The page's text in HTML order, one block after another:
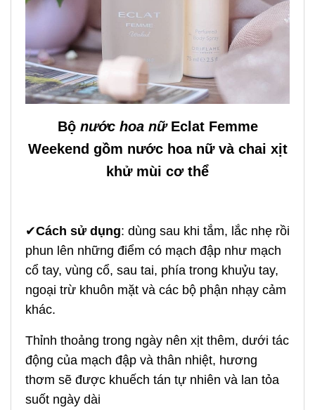
Bộ nước hoa nữEclat Femme
Weekend gồm nước hoa nữ và chai xịt
khử mùi cơ thể
✔Cách sử dụng: dùng sau khi tắm, lắc nhẹ rồi
phun lên những điểm có mạch đập như mạch
cổ tay, vùng cổ, sau tai, phía trong khuỷu tay,
ngoại trừ khuôn mặt và các bộ phận nhạy cảm
khác.
Thỉnh thoảng trong ngày nên xịt thêm, dưới tác
động của mạch đập và thân nhiệt, hương
thơm sẽ được khuếch tán tự nhiên và lan tỏa
suốt ngày dài